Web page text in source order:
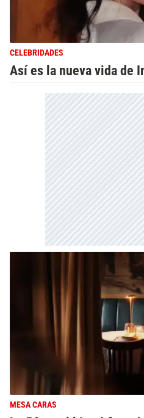
CELEBRIDADES
Así es la nueva vida de
MESA CARAS